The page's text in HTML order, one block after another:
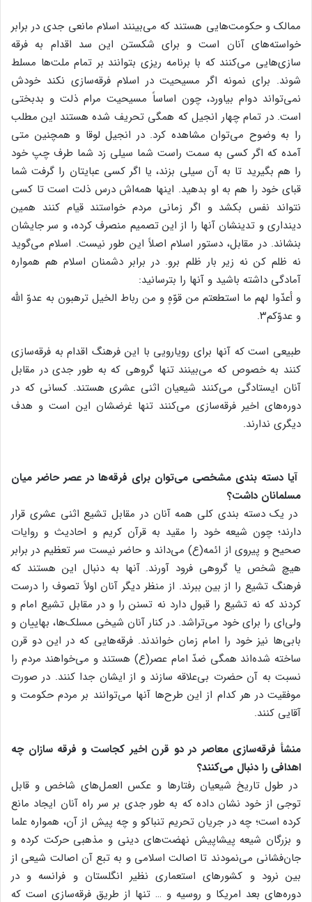
ممالک و حکومت‌هایی هستند که می‌بینند اسلام مانعی جدی در برابر
خواسته‌های آنان است و برای شکستن این سد اقدام به فرقه
سازی‌هایی می‌کنند که با برنامه ریزی بتوانند بر تمام ملت‌ها مسلط
شوند. برای نمونه اگر مسیحیت در اسلام فرقه‌سازی نکند خودش
نمی‌تواند دوام بیاورد، چون اساساً مسیحیت مرام ذلت و بدبختی
است. در تمام چهار انجیل که همگی تحریف شده هستند این مطلب
را به وضوح می‌توان مشاهده کرد. در انجیل لوقا و همچنین متی
آمده که اگر کسی به سمت راست شما سیلی زد شما طرف چپ خود
را هم بگیرید تا به آن سیلی بزند، یا اگر کسی عبایتان را گرفت شما
قبای خود را هم به او بدهید. اینها همه‌اش درس ذلت است تا کسی
نتواند نفس بکشد و اگر زمانی مردم خواستند قیام کنند همین
دینداری و تدینشان آنها را از این تصمیم منصرف کرده، و سر جایشان
بنشاند. در مقابل، دستور اسلام اصلاً این ‌طور نیست. اسلام می‌گوید
نه ظلم کن نه زیر بار ظلم برو. در برابر دشمنان اسلام هم همواره
آمادگی داشته باشید و آنها را بترسانید:
و أعدّوا لهم ما استطعتم من قوّهٍ و من رباط الخیل ترهبون به عدوّ الله
و عدوّکم۳.
طبیعی است که آنها برای رویارویی با این فرهنگ اقدام به فرقه‌سازی
کنند به خصوص که می‌بینند تنها گروهی که به طور جدی در مقابل
آنان ایستادگی می‌کنند شیعیان اثنی عشری هستند. کسانی که در
دوره‌های اخیر فرقه‌سازی می‌کنند تنها غرضشان این است و هدف
دیگری ندارند.
آیا دسته بندی مشخصی می‌توان برای فرقه‌ها در عصر حاضر میان
مسلمانان داشت؟
در یک دسته بندی کلی همه آنان در مقابل تشیع اثنی عشری قرار
دارند؛ چون شیعه خود را مقید به قرآن کریم و احادیث و روایات
صحیح و پیروی از ائمه(ع) می‌داند و حاضر نیست سر تعظیم در برابر
هیچ شخص یا گروهی فرود آورند. آنها به دنبال این هستند که
فرهنگ تشیع را از بین ببرند. از منظر دیگر آنان اولاً تصوف را درست
کردند که نه تشیع را قبول دارد نه تسنن را و در مقابل تشیع امام و
ولی‌ای را برای خود می‌تراشد. در کنار آنان شیخی مسلک‌ها، بهاییان و
بابی‌ها نیز خود را امام زمان خواندند. فرقه‌هایی که در این دو قرن
ساخته شده‌اند همگی ضدّ امام عصر(ع) هستند و می‌خواهند مردم را
نسبت به آن حضرت بی‌علاقه سازند و از ایشان جدا کنند. در صورت
موفقیت در هر کدام از این طرح‌ها آنها می‌توانند بر مردم حکومت و
آقایی کنند.
منشأ فرقه‌سازی معاصر در دو قرن اخیر کجاست و فرقه سازان چه
اهدافی را دنبال می‌کنند؟
در طول تاریخ شیعیان رفتارها و عکس العمل‌های شاخص و قابل
توجی از خود نشان داده که به طور جدی بر سر راه آنان ایجاد مانع
کرده است؛ چه در جریان تحریم تنباکو و چه پیش از آن، همواره علما
و بزرگان شیعه پیشاپیش نهضت‌های دینی و مذهبی حرکت کرده و
جان‌فشانی می‌نمودند تا اصالت اسلامی و به تبع آن اصالت شیعی از
بین نرود و کشورهای استعماری نظیر انگلستان و فرانسه و در
دوره‌های بعد امریکا و روسیه و … تنها از طریق فرقه‌سازی است که